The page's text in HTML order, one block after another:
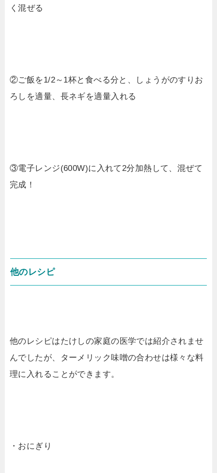
く混ぜる
②ご飯を1/2～1杯と食べる分と、しょうがのすりお
ろしを適量、長ネギを適量入れる
③電子レンジ(600W)に入れて2分加熱して、混ぜて
完成！
他のレシピ
他のレシピはたけしの家庭の医学では紹介されませ
んでしたが、ターメリック味噌の合わせは様々な料
理に入れることができます。
・おにぎり